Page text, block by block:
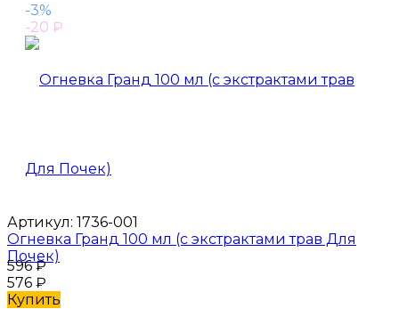
-3%
-20 ₽
Артикул: 1736-001
Огневка Гранд 100 мл (с экстрактами трав Для
Почек)
596₽
576 ₽
Купить